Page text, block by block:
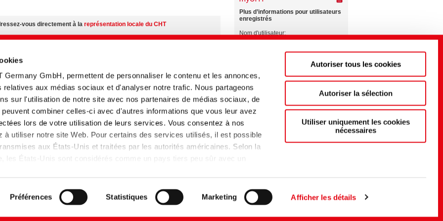
Germany GmbH, permettent de personnaliser le contenu et les annonces,
relatives aux médias sociaux et d'analyser notre trafic. Nous partageons
sur l'utilisation de notre site avec nos partenaires de médias sociaux, de
combiner celles-ci avec d'autres informations que vous leur avez
lors de votre utilisation de leurs services. Vous consentez à nos
à utiliser notre site Web. Pour certains des services utilisés, il est possible
aux États-Unis et traitées par les autorités américaines. Selon la
les États-Unis sont considérés comme un pays tiers peu sûr avec un
que la décision d'adéquation de la Commission européenne selon
donc.
Préférences Statistiques Marketing Afficher les détails
Autoriser tous les cookies
Autoriser la sélection
Utiliser uniquement les cookies
nécessaires
vous directement à la représentation locale du CHT
produits quel que soit votre situation géographique
sur lecentre des médias
fonction du pays.
accéder ici aux fiches techniques et des profils de colorants multilingues.
sécurité des produits.